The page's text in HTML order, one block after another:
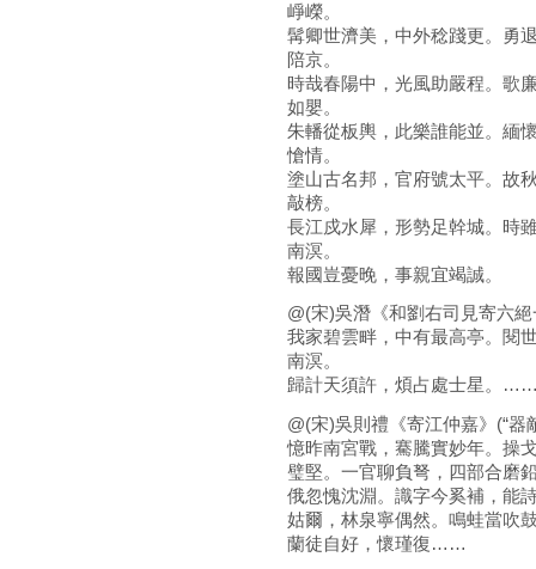
崢嶸。
髯卿世濟美，中外稔踐更。勇
陪京。
時哉春陽中，光風助嚴程。歌
如嬰。
朱轓從板輿，此樂誰能並。緬
愴情。
塗山古名邦，官府號太平。故
敲榜。
長江戍水犀，形勢足幹城。時
南溟。
報國豈憂晚，事親宜竭誠。
@(宋)吳潛《和劉右司見寄六
我家碧雲畔，中有最高亭。閱
南溟。
歸計天須許，煩占處士星。
@(宋)吳則禮《寄江仲嘉》(“器
憶昨南宮戰，騫騰實妙年。操
璧堅。一官聊負弩，四部合磨
俄忽愧沈淵。識字今奚補，能
姑爾，林泉寧偶然。鳴蛙當吹
蘭徒自好，懷瑾復……